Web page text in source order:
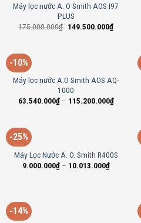
Máy lọc nước A. O Smith AOS I97
PLUS
175.000.000₫ 149.500.000₫
-10%
Máy lọc nước A.O Smith AOS AQ-
1000
63.540.000₫– 115.200.000₫
-25%
Máy Lọc Nước A. O. Smith R400S
9.000.000₫– 10.013.000₫
-14%